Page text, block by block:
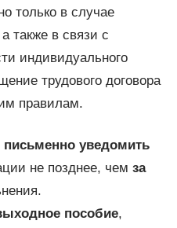
только в случае
также в связи с
индивидуального
трудового договора
правилам.
письменно уведомить
не позднее, чем за
пособие,